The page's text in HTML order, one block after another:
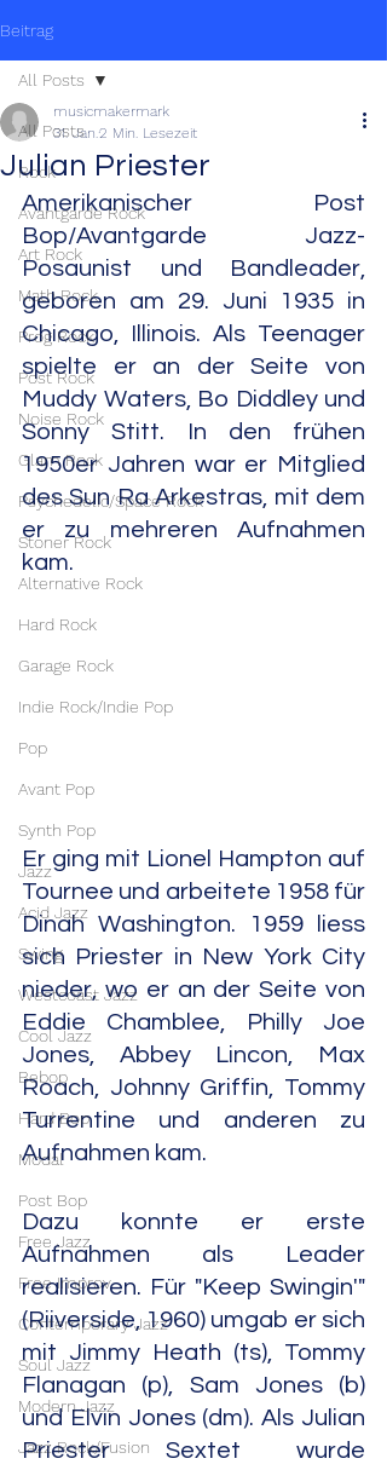
Beitrag
All Posts
Rock
Avantgarde Rock
Art Rock
Math Rock
Prog Rock
Post Rock
Noise Rock
Glam Rock
Psychedelic/Space Rock
Stoner Rock
Alternative Rock
Hard Rock
Garage Rock
Indie Rock/Indie Pop
Pop
Avant Pop
Synth Pop
Jazz
Acid Jazz
Swing
Westcoast Jazz
Cool Jazz
Bebop
Hard Bop
Modal
Post Bop
Free Jazz
Free Improv
Contemporary Jazz
Soul Jazz
Modern Jazz
Jazz Rock/Fusion
All Posts
Julian Priester
musicmakermark
31. Jan.2 Min. Lesezeit
Amerikanischer Post
Bop/Avantgarde Jazz-
Posaunist und Bandleader,
geboren am 29. Juni 1935 in
Chicago, Illinois. Als Teenager
spielte er an der Seite von
Muddy Waters, Bo Diddley und
Sonny Stitt. In den frühen
1950er Jahren war er Mitglied
des Sun Ra Arkestras, mit dem
er zu mehreren Aufnahmen
kam.
Er ging mit Lionel Hampton auf
Tournee und arbeitete 1958 für
Dinah Washington. 1959 liess
sich Priester in New York City
nieder, wo er an der Seite von
Eddie Chamblee, Philly Joe
Jones, Abbey Lincon, Max
Roach, Johnny Griffin, Tommy
Turrentine und anderen zu
Aufnahmen kam.
Dazu konnte er erste
Aufnahmen als Leader
realisieren. Für "Keep Swingin'"
(Riiverside, 1960) umgab er sich
mit Jimmy Heath (ts), Tommy
Flanagan (p), Sam Jones (b)
und Elvin Jones (dm). Als Julian
Priester Sextet wurde